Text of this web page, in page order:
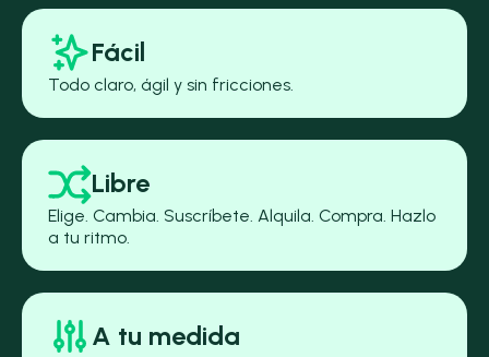
Fácil
Todo claro, ágil y sin fricciones.
Libre
Elige. Cambia. Suscríbete. Alquila. Compra. Hazlo
a tu ritmo.
A tu medida